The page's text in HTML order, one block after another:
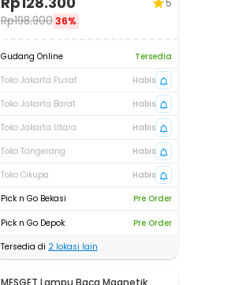
Rp198.90036%
5
Gudang Online
Tersedia
Toko Jakarta Pusat
Habis
Toko Jakarta Barat
Habis
Toko Jakarta Utara
Habis
Toko Tangerang
Habis
Toko Cikupa
Habis
Pick n Go Bekasi
Pre Order
Pick n Go Depok
Pre Order
Tersedia di 2 lokasi lain
MESGET Lampu Baca Magnetik